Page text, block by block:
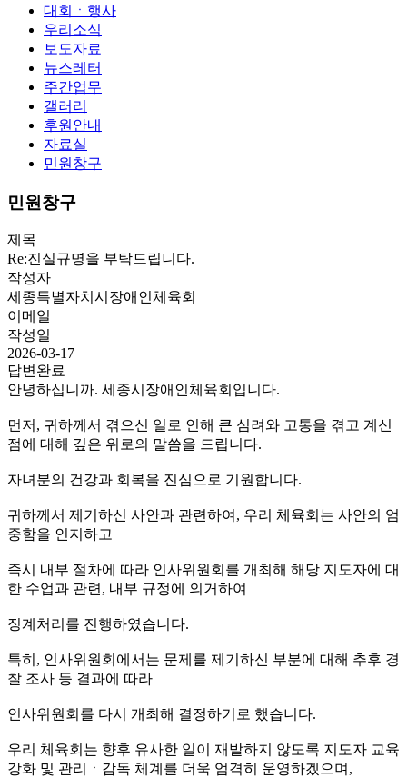
대회ㆍ행사
우리소식
보도자료
뉴스레터
주간업무
갤러리
후원안내
자료실
민원창구
민원창구
제목
Re:진실규명을 부탁드립니다.
작성자
세종특별자치시장애인체육회
이메일
작성일
2026-03-17
답변완료
안녕하십니까. 세종시장애인체육회입니다.
먼저, 귀하께서 겪으신 일로 인해 큰 심려와 고통을 겪고 계신
점에 대해 깊은 위로의 말씀을 드립니다.
자녀분의 건강과 회복을 진심으로 기원합니다.
귀하께서 제기하신 사안과 관련하여, 우리 체육회는 사안의 엄
중함을 인지하고
즉시 내부 절차에 따라 인사위원회를 개최해 해당 지도자에 대
한 수업과 관련, 내부 규정에 의거하여
징계처리를 진행하였습니다.
특히, 인사위원회에서는 문제를 제기하신 부분에 대해 추후 경
찰 조사 등 결과에 따라
인사위원회를 다시 개최해 결정하기로 했습니다.
우리 체육회는 향후 유사한 일이 재발하지 않도록 지도자 교육
강화 및 관리ㆍ감독 체계를 더욱 엄격히 운영하겠으며,